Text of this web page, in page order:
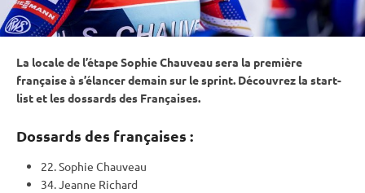
La locale de l’étape Sophie Chauveau sera la première
française à s’élancer demain sur lesprint. Découvrez la start-
list et les dossards des Françaises.
Dossards des françaises :
22. Sophie Chauveau
34. Jeanne Richard